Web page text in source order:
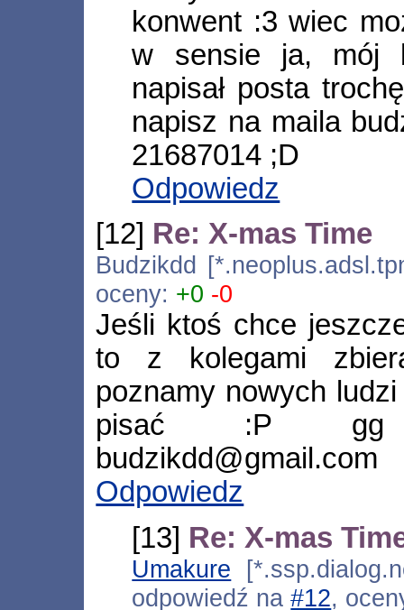
konwent :3 wiec
w sensie ja, mój
napisał posta
napisz na maila
21687014 ;D
Odpowiedz
[12] Re: X-mas Time
Budzikdd
oceny: +0 -0
Jeśli ktoś chce
to z kolegami
poznamy nowych
pisać :P gg
budzikdd@gmail.com
Odpowiedz
[13] Re: X-mas
Umakure
odpowiedź na#12,